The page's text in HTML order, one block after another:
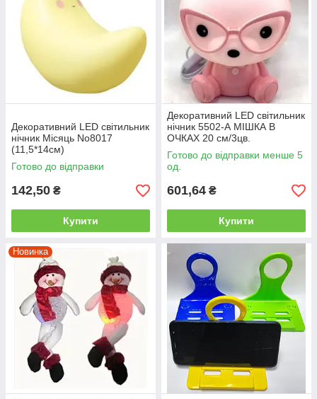
Декоративний LED світильник
нічник Місяць No8017
(11,5*14см)
Готово до відправки
142,50 ₴
Купити
Декоративний LED світильник
нічник 5502-А МІШКА В
ОЧКАХ 20 см/3цв.
Готово до відправки менше 5
од.
601,64 ₴
Купити
Новинка